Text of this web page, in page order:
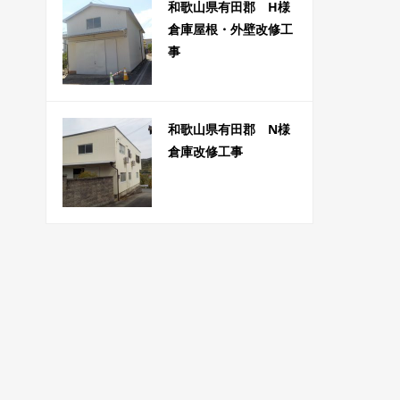
和歌山県有田郡 H様
倉庫屋根・外壁改修工
事
和歌山県有田郡 N様
倉庫改修工事